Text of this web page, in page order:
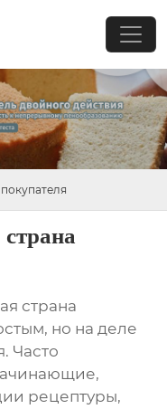
страна
но на деле
Часто
рецептуры,